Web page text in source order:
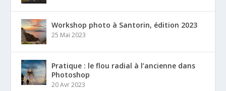
Workshop photo à Santorin, édition 2023
25 Mai 2023
Pratique : le flou radial à l’ancienne dans
Photoshop
20 Avr 2023